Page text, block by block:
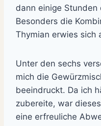
dann einige Stunden
Besonders die
Thymian erwies sich
Unter den sechs
mich die
beeindruckt. Da ich
zubereite, war
eine erfreuliche